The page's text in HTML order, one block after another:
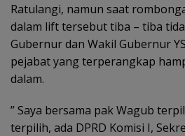
Ratulangi, namun saat
dalam lift tersebut tiba – tiba
Gubernur dan Wakil Gubernur
pejabat yang terperangkap
dalam.
” Saya bersama pak Wagub
terpilih, ada DPRD Komisi I,